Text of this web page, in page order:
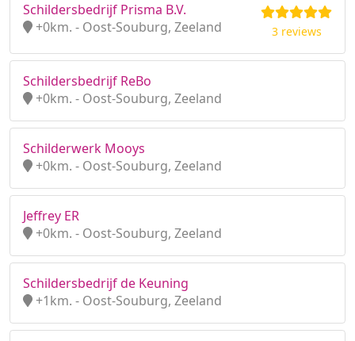
Schildersbedrijf Prisma B.V.
+0km. - Oost-Souburg, Zeeland
3 reviews
Schildersbedrijf ReBo
+0km. - Oost-Souburg, Zeeland
Schilderwerk Mooys
+0km. - Oost-Souburg, Zeeland
Jeffrey ER
+0km. - Oost-Souburg, Zeeland
Schildersbedrijf de Keuning
+1km. - Oost-Souburg, Zeeland